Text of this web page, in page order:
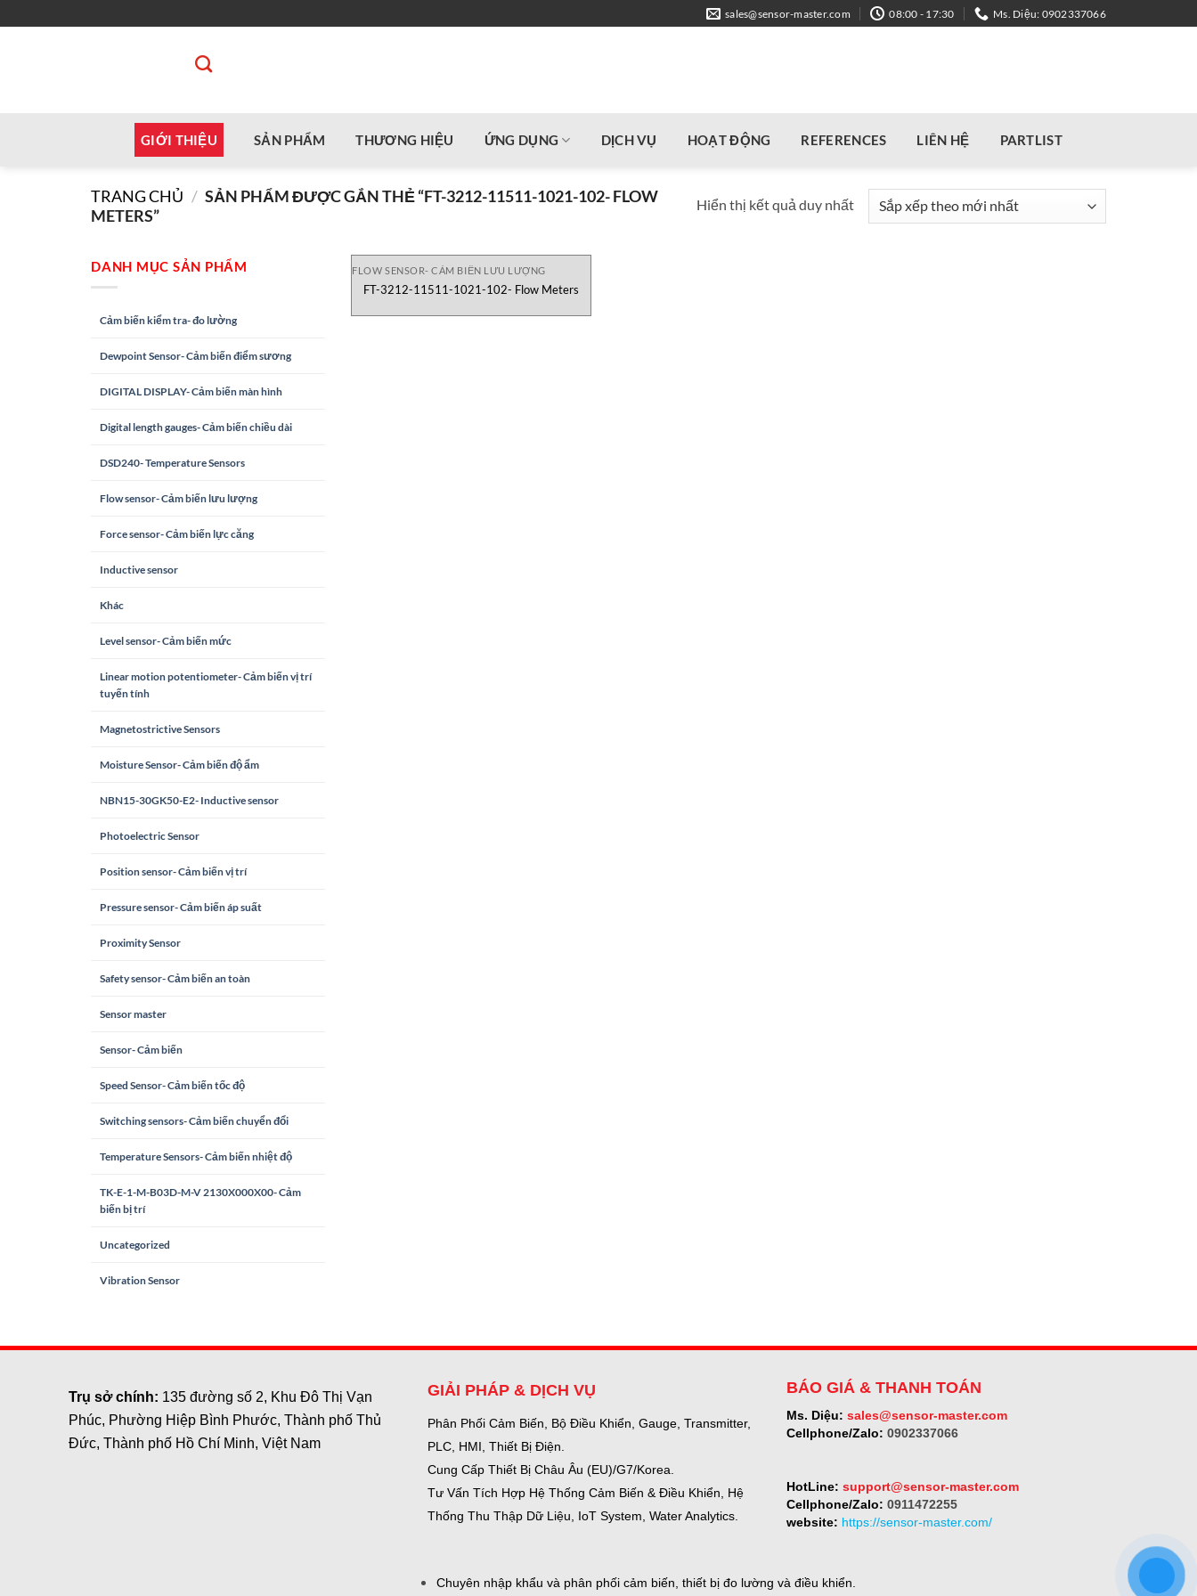
qua
sales@sensor-master.com 08:00 - 17:30 Ms. Diệu: 0902337066
GIỚI THIỆU SẢN PHẨM THƯƠNG HIỆU ỨNG DỤNG DỊCH VỤ HOẠT ĐỘNG REFERENCES LIÊN HỆ PARTLIST
TRANG CHỦ / SẢN PHẨM ĐƯỢC GẮN THẺ “FT-3212-11511-1021-102- FLOW
METERS”
Hiển thị kết quả duy nhất
DANH MỤC SẢN PHẨM
Cảm biến kiểm tra- đo lường
Dewpoint Sensor- Cảm biến điểm sương
DIGITAL DISPLAY- Cảm biến màn hình
Digital length gauges- Cảm biến chiều dài
DSD240- Temperature Sensors
Flow sensor- Cảm biến lưu lượng
Force sensor- Cảm biến lực căng
Inductive sensor
Khác
Level sensor- Cảm biến mức
Linear motion potentiometer- Cảm biến vị trí
tuyến tính
Magnetostrictive Sensors
Moisture Sensor- Cảm biến độ ẩm
NBN15-30GK50-E2- Inductive sensor
Photoelectric Sensor
Position sensor- Cảm biến vị trí
Pressure sensor- Cảm biến áp suất
Proximity Sensor
Safety sensor- Cảm biến an toàn
Sensor master
Sensor- Cảm biến
Speed Sensor- Cảm biến tốc độ
Switching sensors- Cảm biến chuyển đổi
Temperature Sensors- Cảm biến nhiệt độ
TK-E-1-M-B03D-M-V 2130X000X00- Cảm
biến bị trí
Uncategorized
Vibration Sensor
FLOW SENSOR- CẢM BIẾN LƯU LƯỢNG
FT-3212-11511-1021-102- Flow Meters
Trụ sở chính: 135 đường số 2, Khu Đô Thị Vạn
Phúc, Phường Hiệp Bình Phước, Thành phố Thủ
Đức, Thành phố Hồ Chí Minh, Việt Nam
GIẢI PHÁP & DỊCH VỤ
Phân Phối Cảm Biến, Bộ Điều Khiển, Gauge, Transmitter,
PLC, HMI, Thiết Bị Điện.
Cung Cấp Thiết Bị Châu Âu (EU)/G7/Korea.
Tư Vấn Tích Hợp Hệ Thống Cảm Biến & Điều Khiển, Hệ
Thống Thu Thập Dữ Liệu, IoT System, Water Analytics.
BÁO GIÁ & THANH TOÁN
Ms. Diệu: sales@sensor-master.com
Cellphone/Zalo: 0902337066
HotLine: support@sensor-master.com
Cellphone/Zalo: 0911472255
website: https://sensor-master.com/
Chuyên nhập khẩu và phân phối cảm biến, thiết bị đo lường và điều khiển.